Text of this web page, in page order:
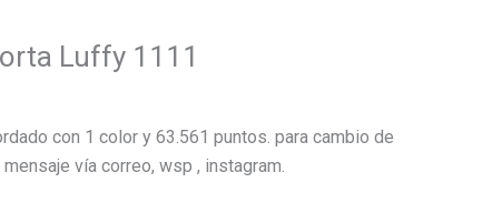
Luffy 1111
con 1 color y 63.561 puntos. para cambio de
vía correo, wsp , instagram.